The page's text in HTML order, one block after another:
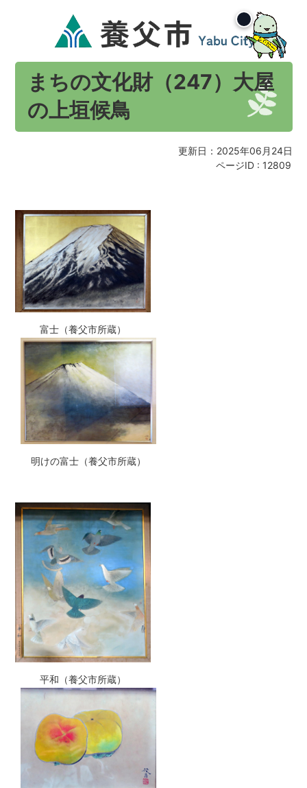
まちの文化財（247）大屋
の上垣候鳥
更新日：2025年06月24日
ページID : 12809
富士（養父市所蔵）
明けの富士（養父市所蔵）
平和（養父市所蔵）